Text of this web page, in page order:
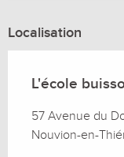
Localisation
L'école
57 Avenue du
Nouvion-en-